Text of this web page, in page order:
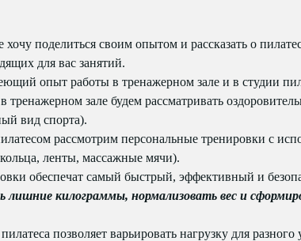
хочу поделиться своим опытом и рассказать о
для вас занятий.
опыт работы в тренажерном зале и в студии
тренажерном зале будем рассматривать
вид спорта).
рассмотрим персональные тренировки с
ленты, массажные мячи).
обеспечат самый быстрый, эффективный и
лишние килограммы, нормализовать вес и
позволяет варьировать нагрузку для